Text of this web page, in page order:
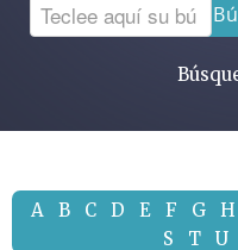
A B C D E F G H
S
T U